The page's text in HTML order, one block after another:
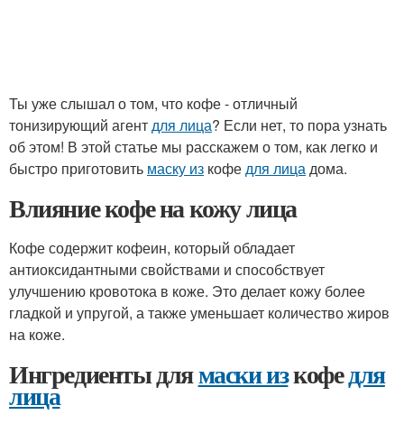
Ты уже слышал о том, что кофе - отличный
тонизирующий агентдля лица? Если нет, то пора узнать
об этом! В этой статье мы расскажем о том, как легко и
быстро приготовить маску из кофедля лицадома.
Влияние кофе на кожу лица
Кофе содержит кофеин, который обладает
антиоксидантными свойствами и способствует
улучшению кровотока в коже. Это делает кожу более
гладкой и упругой, а также уменьшает количество жиров
на коже.
Ингредиенты длямаски изкофедля
лица